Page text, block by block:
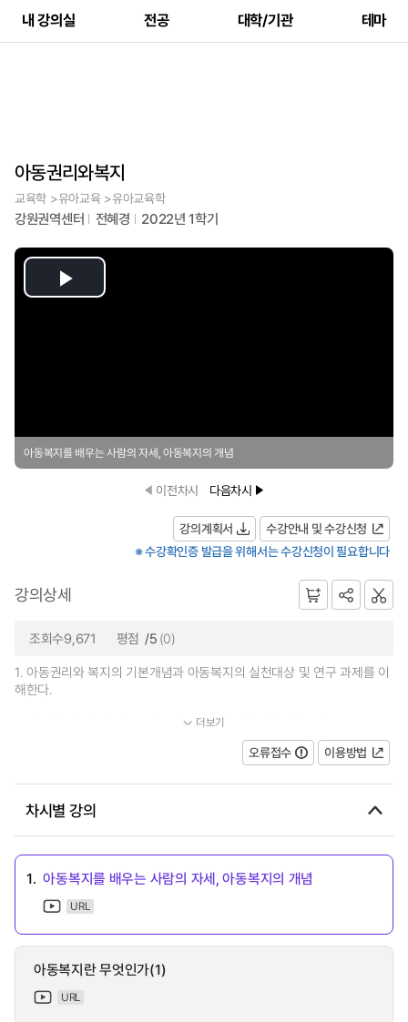
내 강의실 전공 대학/기관 테마
아동권리와복지
교육학 >유아교육 >유아교육학
강원권역센터 전혜경 2022년 1학기
Play
아동복지를 배우는 사람의 자세, 아동복지의 개념
이전차시 다음차시
강의계획서
수강안내 및 수강신청
※ 수강확인증 발급을 위해서는 수강신청이 필요합니다
강의상세
조회수9,671 평점 /5 (0)
1. 아동권리와 복지의 기본개념과 아동복지의 실천대상 및 연구 과제를 이
해한다.
2. 현장에서 이루어질 수 있는 아동복지 대상에 대한 내용들을...
더보기
오류접수 이용방법
차시별 강의
1. 아동복지를 배우는 사람의 자세, 아동복지의 개념
URL
아동복지란 무엇인가(1)
URL